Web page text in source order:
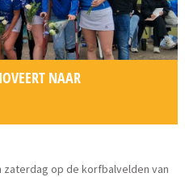
NAAR
op de korfbalvelden van